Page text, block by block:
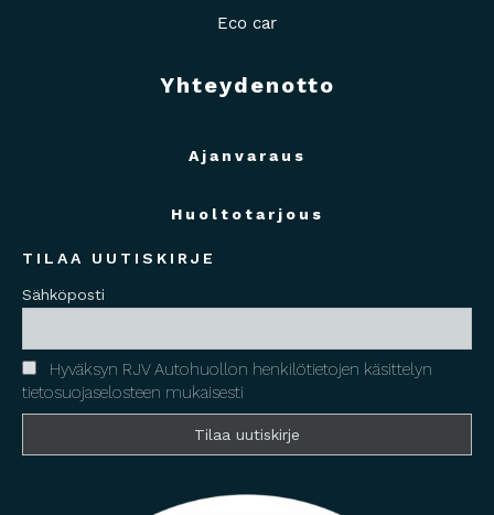
Eco car
Yhteydenotto
Ajanvaraus
Huoltotarjous
TILAA UUTISKIRJE
Sähköposti
Hyväksyn RJV Autohuollon henkilötietojen käsittelyn
tietosuojaselosteen mukaisesti